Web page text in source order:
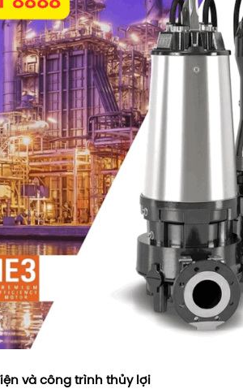
và công trình thủy lợi